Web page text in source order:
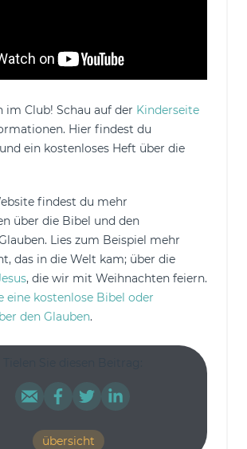
Club! Schau auf der Kinderseite
Hier findest du
ein kostenloses Heft über die
findest du mehr
über die Bibel und den
Lies zum Beispiel mehr
das in die Welt kam; über die
, die wir mit Weihnachten feiern.
eine kostenlose Bibel oder
den Glauben.
übersicht